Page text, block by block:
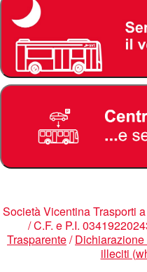
Società Vicentina Trasporti
/ C.F. e P.I.
Trasparente/
illeciti